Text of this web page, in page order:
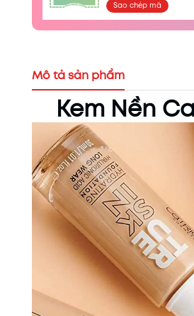
Sao chép mã
Mô tả sản phẩm
Kem Nền